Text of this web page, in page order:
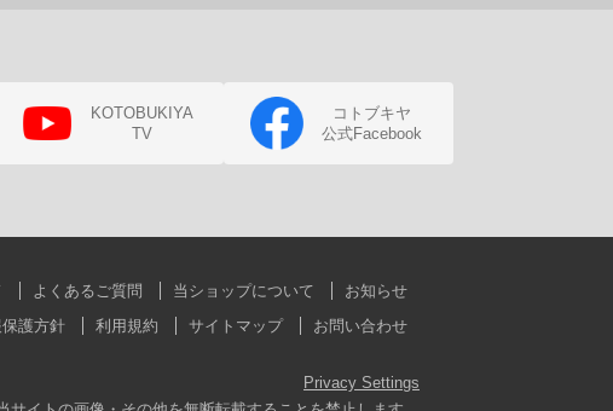
KOTOBUKIYA
TV
コトブキヤ
公式Facebook
よくあるご質問 当ショップについて
お知らせ
護方針 利用規約 サイトマップ お問い合わせ
Privacy Settings